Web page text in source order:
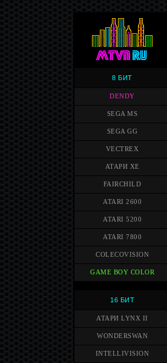
8 БИТ
DENDY
SEGA MS
SEGA GG
VECTREX
АТАРИ XE
FAIRCHILD
ATARI 2600
ATARI 5200
ATARI 7800
COLECOVISION
GAME BOY COLOR
16 БИТ
АТАРИ LYNX II
WONDERSWAN
INTELLIVISION